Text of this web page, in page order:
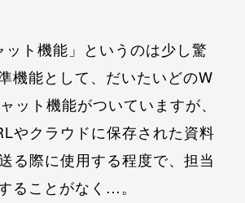
ット機能」というのは少し驚
機能として、だいたいどのW
ット機能がついていますが、
やクラウドに保存された資料
る際に使用する程度で、担当
ることがなく…。